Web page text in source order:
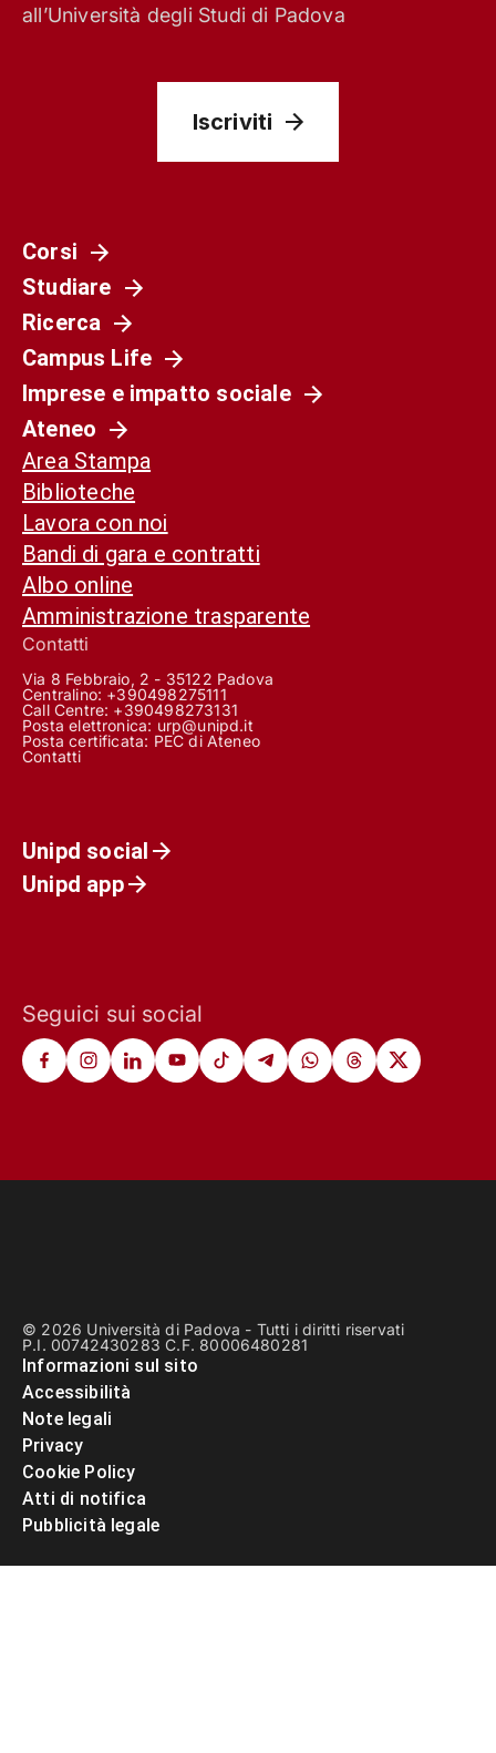
all’Università degli Studi di Padova
Iscriviti
Corsi
Studiare
Ricerca
Campus Life
Imprese e impatto sociale
Ateneo
Area Stampa
Biblioteche
Lavora con noi
Bandi di gara e contratti
Albo online
Amministrazione trasparente
Contatti
Via 8 Febbraio, 2 - 35122 Padova
Centralino: +390498275111
Call Centre: +390498273131
Posta elettronica: urp@unipd.it
Posta certificata: PEC di Ateneo
Contatti
Unipd social
Unipd app
Seguici sui social
© 2026 Università di Padova - Tutti i diritti riservati
P.I. 00742430283 C.F. 80006480281
Informazioni sul sito
Accessibilità
Note legali
Privacy
Cookie Policy
Atti di notifica
Pubblicità legale